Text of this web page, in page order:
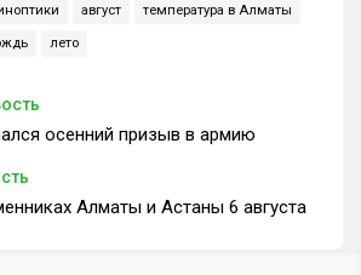
август температура в Алматы
лето
осенний призыв в армию
Алматы и Астаны 6 августа